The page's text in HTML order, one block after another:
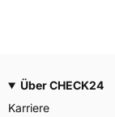
Über CHECK24
Karriere